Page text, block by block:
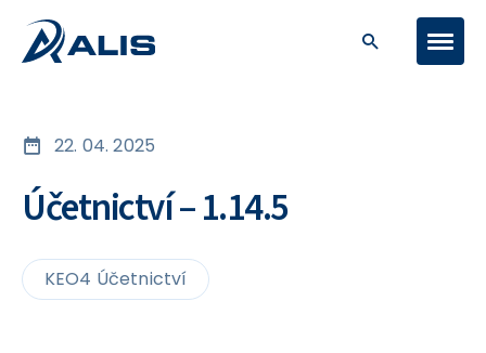
22. 04. 2025
Účetnictví – 1.14.5
KEO4 Účetnictví